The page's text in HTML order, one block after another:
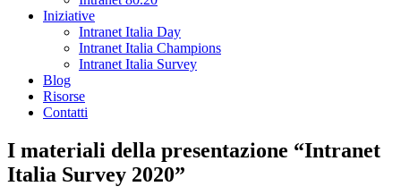
Iniziative
Intranet Italia Day
Intranet Italia Champions
Intranet Italia Survey
Blog
Risorse
Contatti
I materiali della presentazione “Intranet
Italia Survey 2020”